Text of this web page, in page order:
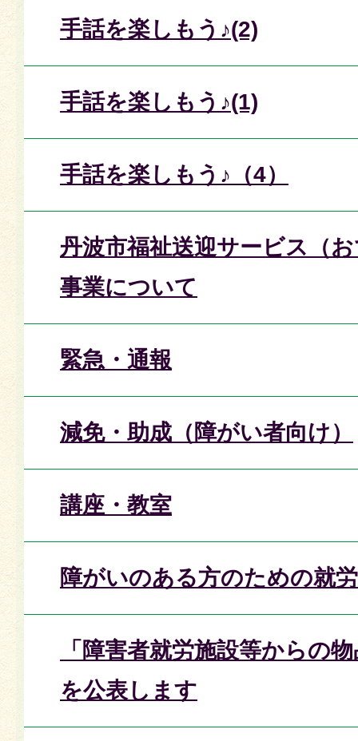
手話を楽しもう♪(2)
手話を楽しもう♪(1)
手話を楽しもう♪（4）
丹波市福祉送迎サービス（
事業について
緊急・通報
減免・助成（障がい者向け）
講座・教室
障がいのある方のための就
「障害者就労施設等からの
を公表します